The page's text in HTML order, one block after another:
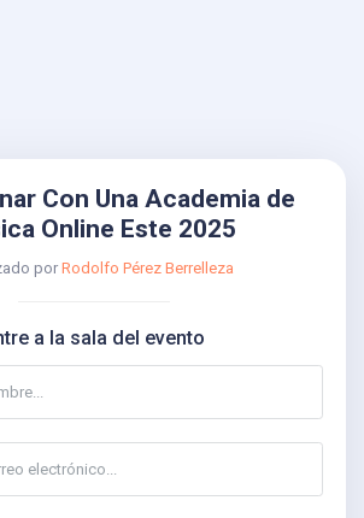
Con Una Academia de
Online Este 2025
por Rodolfo Pérez Berrelleza
a la sala del evento